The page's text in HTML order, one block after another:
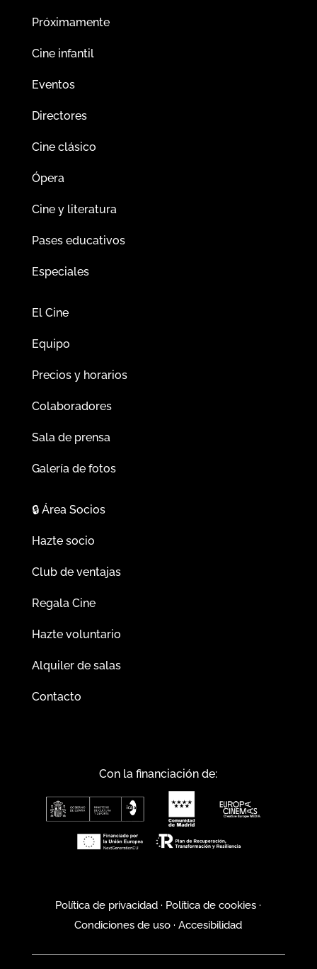
Próximamente
Cine infantil
Eventos
Directores
Cine clásico
Ópera
Cine y literatura
Pases educativos
Especiales
El Cine
Equipo
Precios y horarios
Colaboradores
Sala de prensa
Galería de fotos
🔒Área Socios
Hazte socio
Club de ventajas
Regala Cine
Hazte voluntario
Alquiler de salas
Contacto
Con la financiación de:
Política de privacidad · Política de cookies ·
Condiciones de uso ·Accesibilidad